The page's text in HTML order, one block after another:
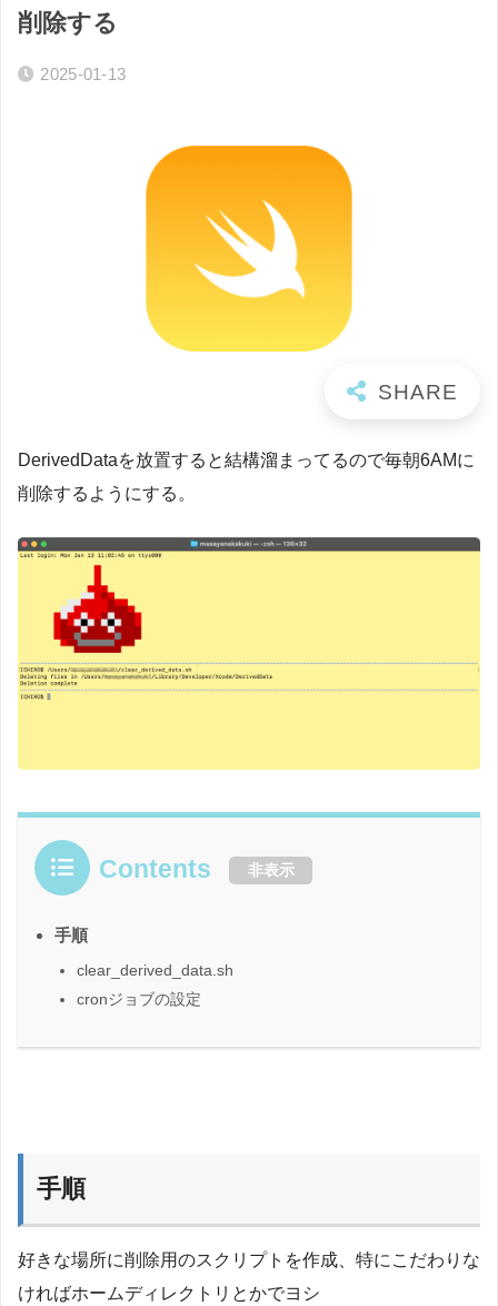
削除する
2025-01-13
DerivedDataを放置すると結構溜まってるので毎朝6AMに
削除するようにする。
Contents 非表示
手順
clear_derived_data.sh
cronジョブの設定
手順
好きな場所に削除用のスクリプトを作成、特にこだわりな
ければホームディレクトリとかでヨシ